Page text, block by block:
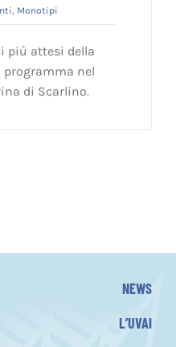
Monotipi
più attesi della
programma nel
di Scarlino.
NEWS
L’UVAI